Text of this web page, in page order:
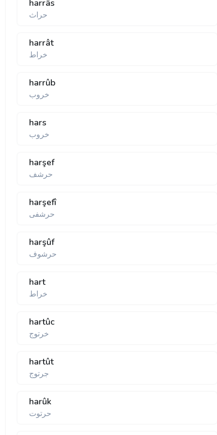
harrâs
حراث
harrât
خراط
harrûb
خروب
hars
خروب
harşef
حرشف
harşefî
حرشفی
harşûf
حرشوف
hart
خراط
hartûc
خرتوج
hartût
جرتوج
harûk
حرتوت